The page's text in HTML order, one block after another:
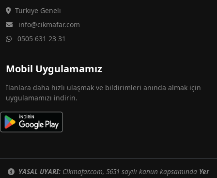
Türkiye Geneli
info@cikmafar.com
0505 631 23 31
Mobil Uygulamamız
İlanlara daha hızlı ulaşmak ve bildirimleri anında almak için
uygulamamızı indirin.
YASAL UYARI: Cikmafar.com, 5651 sayılı kanun kapsamında Yer